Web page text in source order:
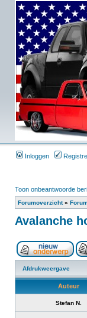
Inloggen
Toon onbeantwoorde
Forumoverzicht»
Avalanche
Afdrukweergave
Auteur
Stefan N.